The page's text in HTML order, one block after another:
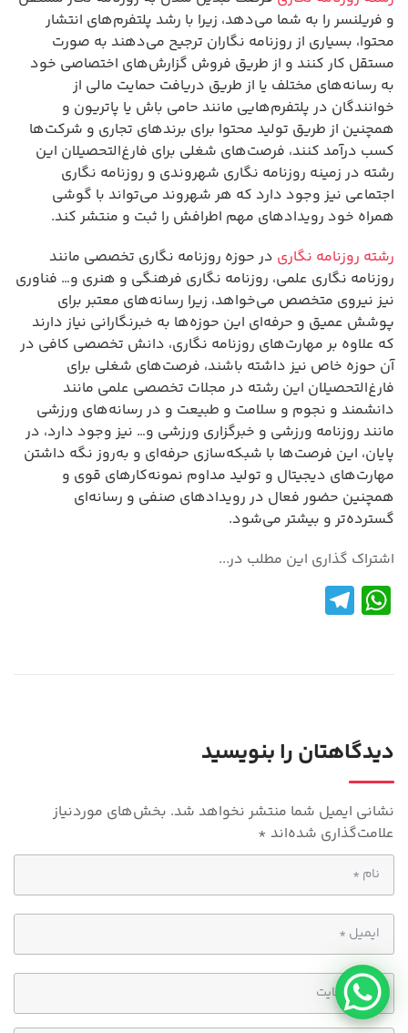
و فریلنسر را به شما می‌دهد، زیرا با رشد پلتفرم‌های انتشار
محتوا، بسیاری از روزنامه نگاران ترجیح می‌دهند به صورت
مستقل کار کنند و از طریق فروش گزارش‌های اختصاصی خود
به رسانه‌های مختلف یا از طریق دریافت حمایت مالی از
خوانندگان در پلتفرم‌هایی مانند حامی باش یا پاتریون و
همچنین از طریق تولید محتوا برای برندهای تجاری و شرکت‌ها
کسب درآمد کنند، فرصت‌های شغلی برای فارغ‌التحصیلان این
رشته در زمینه روزنامه نگاری شهروندی و روزنامه نگاری
اجتماعی نیز وجود دارد که هر شهروند می‌تواند با گوشی
همراه خود رویدادهای مهم اطرافش را ثبت و منتشر کند.
رشته روزنامه نگاری در حوزه روزنامه نگاری تخصصی مانند
روزنامه نگاری علمی، روزنامه نگاری فرهنگی و هنری و… فناوری
نیز نیروی متخصص می‌خواهد، زیرا رسانه‌های معتبر برای
پوشش عمیق و حرفه‌ای این حوزه‌ها به خبرنگارانی نیاز دارند
که علاوه بر مهارت‌های روزنامه نگاری، دانش تخصصی کافی در
آن حوزه خاص نیز داشته باشند، فرصت‌های شغلی برای
فارغ‌التحصیلان این رشته در مجلات تخصصی علمی مانند
دانشمند و نجوم و سلامت و طبیعت و در رسانه‌های ورزشی
مانند روزنامه ورزشی و خبرگزاری ورزشی و… نیز وجود دارد، در
پایان، این فرصت‌ها با شبکه‌سازی حرفه‌ای و به‌روز نگه داشتن
مهارت‌های دیجیتال و تولید مداوم نمونه‌کارهای قوی و
همچنین حضور فعال در رویدادهای صنفی و رسانه‌ای
گسترده‌تر و بیشتر می‌شود.
اشتراک گذاری این مطلب در...
W
h
p
p
دیدگاهتان را بنویسید
نشانی ایمیل شما منتشر نخواهد شد. بخش‌های موردنیاز
علامت‌گذاری شده‌اند *